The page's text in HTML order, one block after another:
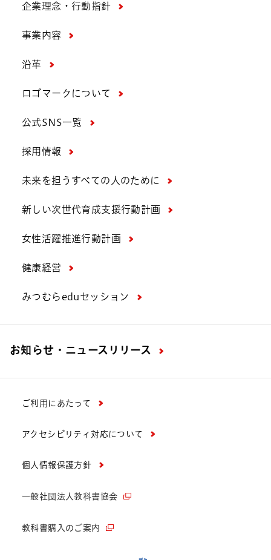
企業理念・行動指針
事業内容
沿革
ロゴマークについて
公式SNS一覧
採用情報
未来を担うすべての人のために
新しい次世代育成支援行動計画
女性活躍推進行動計画
健康経営
みつむらeduセッション
お知らせ・ニュースリリース
ご利用にあたって
アクセシビリティ対応について
個人情報保護方針
一般社団法人教科書協会
教科書購入のご案内